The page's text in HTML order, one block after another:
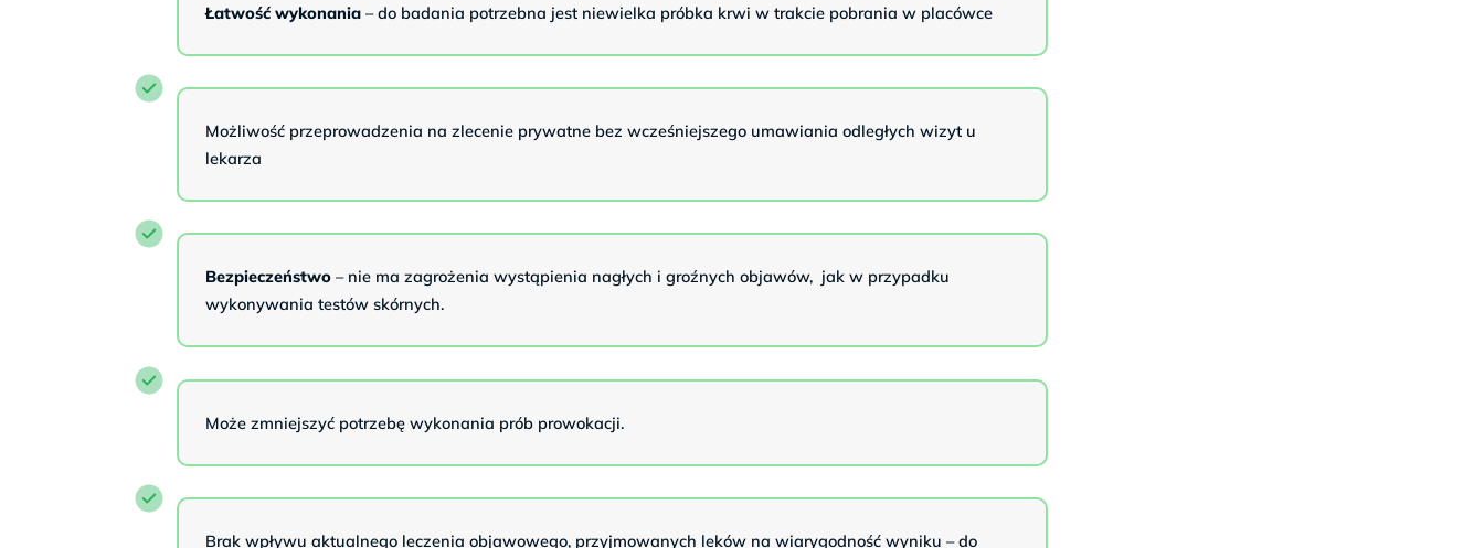
Łatwość wykonania – do badania potrzebna jest niewielka próbka krwi w trakcie pobrania w placówce
Możliwość przeprowadzenia na zlecenie prywatne bez wcześniejszego umawiania odległych wizyt u
lekarza
Bezpieczeństwo – nie ma zagrożenia wystąpienia nagłych i groźnych objawów, jak w przypadku
wykonywania testów skórnych.
Może zmniejszyć potrzebę wykonania prób prowokacji.
Brak wpływu aktualnego leczenia objawowego, przyjmowanych leków na wiarygodność wyniku – do